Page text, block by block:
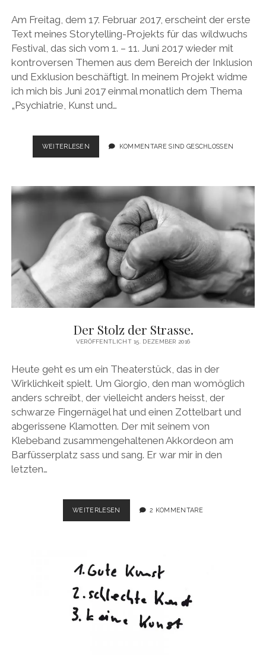
Am Freitag, dem 17. Februar 2017, erscheint der erste
Text meines Storytelling-Projekts für das wildwuchs
Festival, das sich vom 1. – 11. Juni 2017 wieder mit
kontroversen Themen aus dem Bereich der Inklusion
und Exklusion beschäftigt. In meinem Projekt widme
ich mich bis Juni 2017 einmal monatlich dem Thema
„Psychiatrie, Kunst und…
WEITERLESEN NORMALE
LEUTE.
KOMMENTARE SIND GESCHLOSSEN
Der Stolz der Strasse.
VERÖFFENTLICHT 15. DEZEMBER 2016
Heute geht es um ein Theaterstück, das in der
Wirklichkeit spielt. Um Giorgio, den man womöglich
anders schreibt, der vielleicht anders heisst, der
schwarze Fingernägel hat und einen Zottelbart und
abgerissene Klamotten. Der mit seinem von
Klebeband zusammengehaltenen Akkordeon am
Barfüsserplatz sass und sang. Er war mir in den
letzten…
WEITERLESEN
STOLZ
2 KOMMENTARE